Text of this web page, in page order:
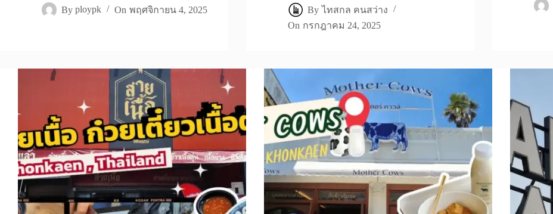
By ploypk On พฤศจิกายน 4, 2025
By ไทสกล คนสว่าง
On กรกฎาคม 24, 2025